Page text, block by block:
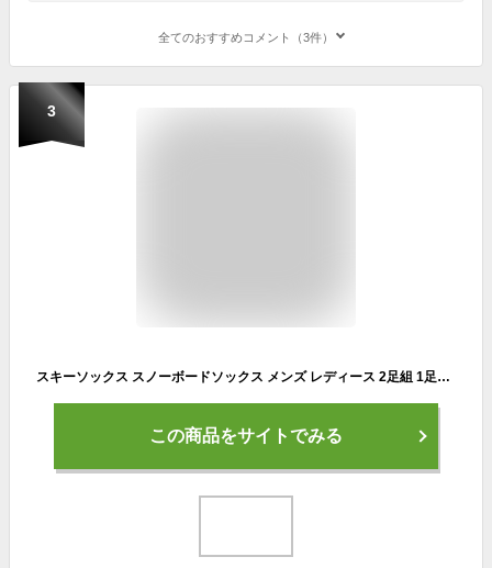
全てのおすすめコメント（3件）
3
スキーソックス スノーボードソックス メンズ レディース 2足組 1足組 おしゃれ 独自デザイン 抗菌防臭 登山用 超厚手 保温 通気性 吸汗速乾 秋 冬用 スポーツ 毛玉になりにくい 蒸れない アウトドア 男女兼用
この商品をサイトでみる